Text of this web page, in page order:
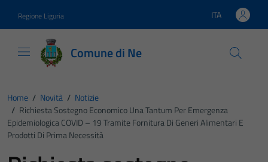
Regione Liguria Lingua attiva:
ITA
Comune di Ne
Home / Novità / Notizie
/ Richiesta Sostegno Economico Una Tantum Per Emergenza
Epidemiologica COVID – 19 Tramite Fornitura Di Generi Alimentari E
Prodotti Di Prima Necessità